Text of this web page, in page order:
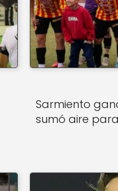
Sarmiento
sumó aire